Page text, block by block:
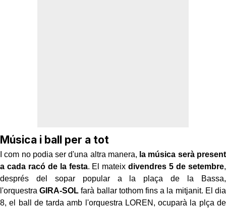
Música i ball per a tot
I com no podia ser d'una altra manera, la música serà present
a cada racó de la festa. El mateixdivendres 5 de setembre,
després del sopar popular a la plaça de la Bassa,
l'orquestra GIRA-SOL farà ballar tothom fins a la mitjanit. El dia
8, el ball de tarda amb l'orquestra LOREN, ocuparà la plça de